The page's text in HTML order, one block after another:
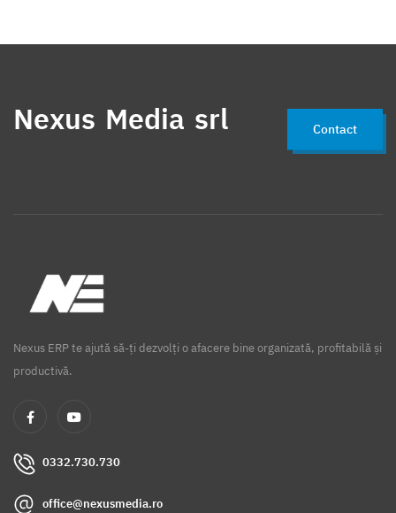
Nexus Media srl Contact
Nexus ERP te ajută să-ți dezvolți o afacere bine organizată, profitabilă și
productivă.
0332.730.730
office@nexusmedia.ro